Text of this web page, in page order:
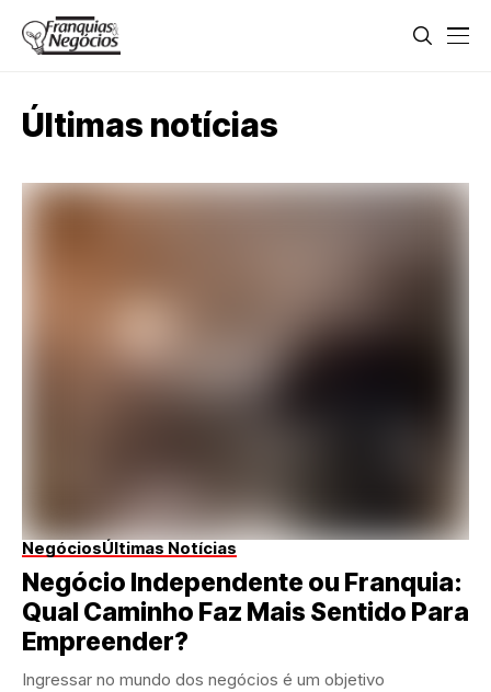
Últimas notícias
NegóciosÚltimas Notícias
Negócio Independente ou Franquia:
Qual Caminho Faz Mais Sentido Para
Empreender?
Ingressar no mundo dos negócios é um objetivo